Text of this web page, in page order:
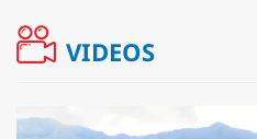
VIDEOS